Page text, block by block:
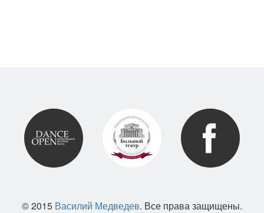
© 2015 Василий Медведев. Все права защищены.